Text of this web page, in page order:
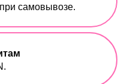
самовывозе.